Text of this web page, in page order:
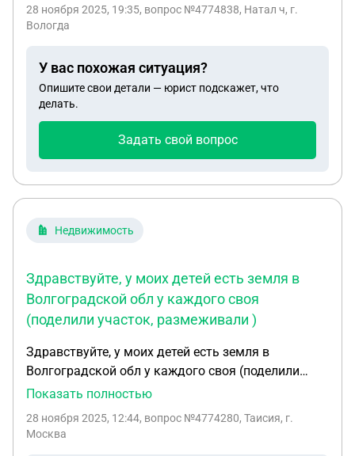
правообладатель государство как мне быть?
28 ноября 2025, 19:35, вопрос №4774838, Натал ч, г.
Вологда
У вас похожая ситуация?
Опишите свои детали — юрист подскажет, что
делать.
Задать свой вопрос
Недвижимость
Здравствуйте, у моих детей есть земля в
Волгоградской обл у каждого своя
(поделили участок, размеживали )
Здравствуйте, у моих детей есть земля в
Волгоградской обл у каждого своя (поделили
участок, размеживали ) Каждому присвоили
опеки на продажу Мы живём и прописаны в
Показать полностью
28 ноября 2025, 12:44, вопрос №4774280, Таисия, г.
Москва